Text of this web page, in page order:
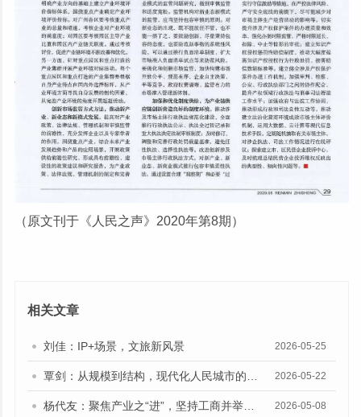
（原文刊于《人民之声》2020年第8期）
相关文章
刘佳：IP+场景，文旅新风景 2026-05-25
2026-05-22
2026-05-08